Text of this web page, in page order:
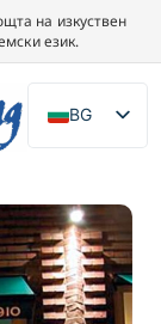
на изкуствен
език.
BG
DE
NL
PL
ES